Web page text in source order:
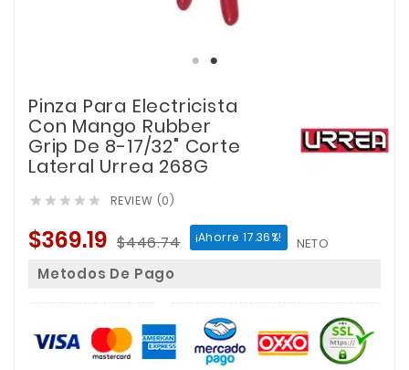
Pinza Para Electricista
Con Mango Rubber
Grip De 8-17/32" Corte
Lateral Urrea 268G
     REVIEW (0)
$369.19 $446.74 ¡Ahorre 17.36%! NETO
Metodos De Pago